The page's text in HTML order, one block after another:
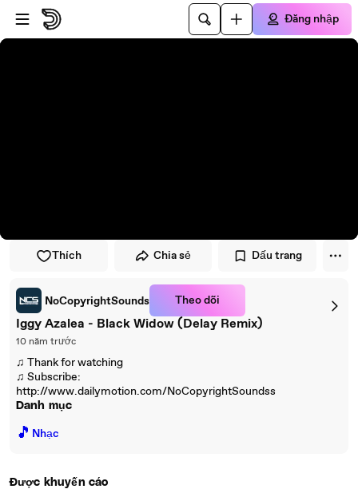
Đi đến trình phát
Đi đến nội dung chính
Đăng nhập
Thích Chia sẻ Dấu trang
NoCopyrightSounds Theo dõi
Iggy Azalea - Black Widow (Delay Remix)
10 năm trước
♫ Thank for watching
♫ Subscribe:
http://www.dailymotion.com/NoCopyrightSoundss
Danh mục
🎵 Nhạc
Được khuyến cáo